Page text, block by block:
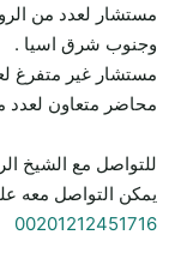
مستشار لعدد من
وجنوب شرق اسيا .
مستشار غير متفرغ
محاضر متعاون لعدد
للتواصل مع الشيخ
يمكن التواصل معه
00201212451716